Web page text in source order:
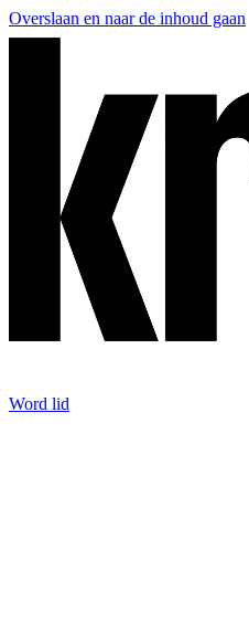
Overslaan en naar de inhoud gaan
Word lid